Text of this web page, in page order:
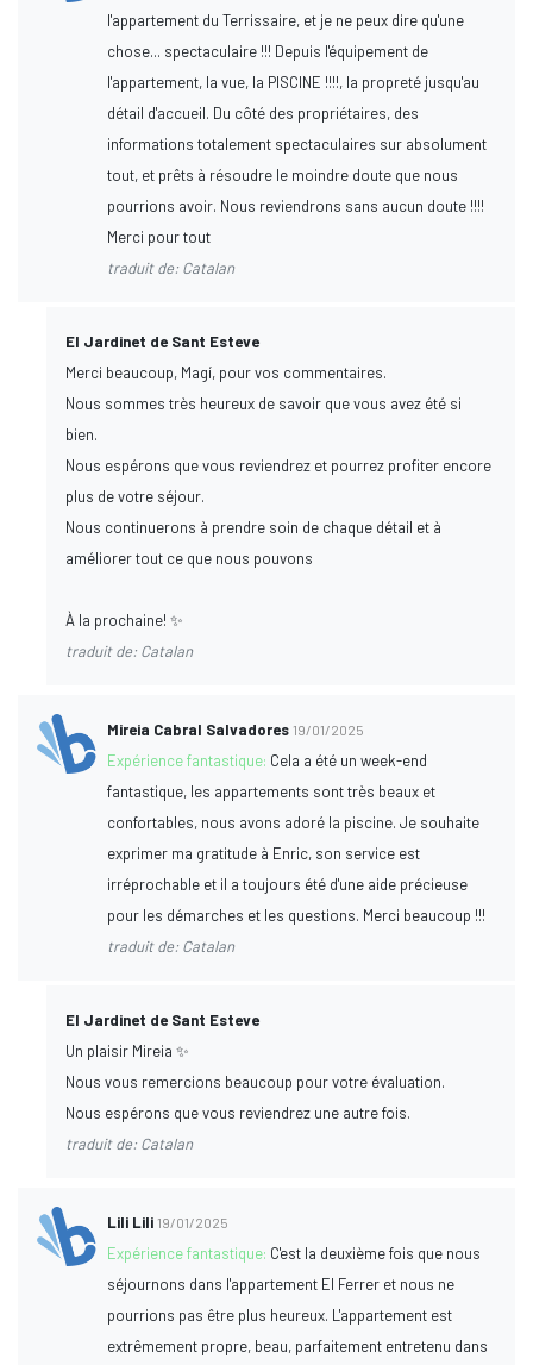
l'appartement du Terrissaire, et je ne peux dire qu'une
chose... spectaculaire !!! Depuis l'équipement de
l'appartement, la vue, la PISCINE !!!!, la propreté jusqu'au
détail d'accueil. Du côté des propriétaires, des
informations totalement spectaculaires sur absolument
tout, et prêts à résoudre le moindre doute que nous
pourrions avoir. Nous reviendrons sans aucun doute !!!!
Merci pour tout
traduit de: Catalan
El Jardinet de Sant Esteve
Merci beaucoup, Magí, pour vos commentaires.
Nous sommes très heureux de savoir que vous avez été si
bien.
Nous espérons que vous reviendrez et pourrez profiter encore
plus de votre séjour.
Nous continuerons à prendre soin de chaque détail et à
améliorer tout ce que nous pouvons
À la prochaine! ✨
traduit de: Catalan
Mireia Cabral Salvadores 19/01/2025
Expérience fantastique: Cela a été un week-end
fantastique, les appartements sont très beaux et
confortables, nous avons adoré la piscine. Je souhaite
exprimer ma gratitude à Enric, son service est
irréprochable et il a toujours été d'une aide précieuse
pour les démarches et les questions. Merci beaucoup !!!
traduit de: Catalan
El Jardinet de Sant Esteve
Un plaisir Mireia ✨
Nous vous remercions beaucoup pour votre évaluation.
Nous espérons que vous reviendrez une autre fois.
traduit de: Catalan
Lili Lili 19/01/2025
Expérience fantastique: C'est la deuxième fois que nous
séjournons dans l'appartement El Ferrer et nous ne
pourrions pas être plus heureux. L'appartement est
extrêmement propre, beau, parfaitement entretenu dans